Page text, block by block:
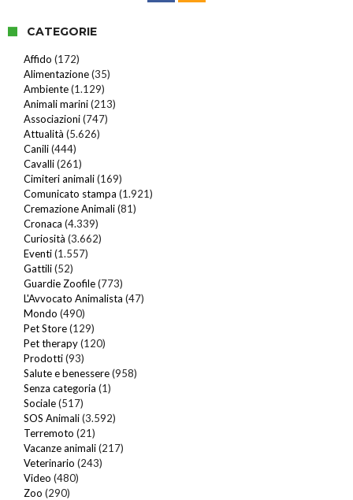
CATEGORIE
Affido (172)
Alimentazione(35)
Ambiente(1.129)
Animali marini(213)
Associazioni(747)
Attualità (5.626)
Canili(444)
Cavalli(261)
Cimiteri animali(169)
Comunicato stampa (1.921)
Cremazione Animali(81)
Cronaca (4.339)
Curiosità (3.662)
Eventi(1.557)
Gattili(52)
Guardie Zoofile(773)
L'Avvocato Animalista (47)
Mondo (490)
Pet Store(129)
Pet therapy(120)
Prodotti(93)
Salute e benessere(958)
Senza categoria (1)
Sociale(517)
SOS Animali(3.592)
Terremoto (21)
Vacanze animali(217)
Veterinario (243)
Video (480)
Zoo (290)